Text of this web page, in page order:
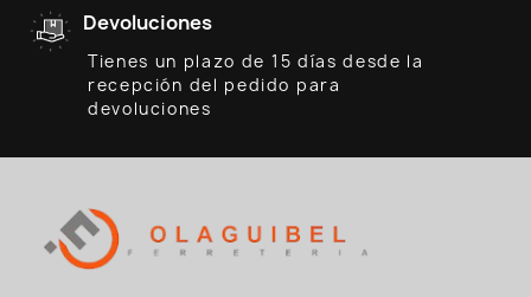
Devoluciones
Tienes un plazo de 15 días desde la
recepción del pedido para
devoluciones